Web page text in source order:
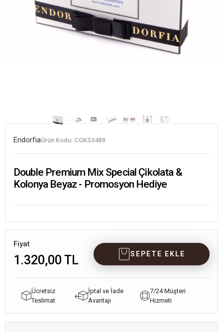
EndorfiaÜrün Kodu: CGKS3489
Double Premium Mix Special Çikolata &
Kolonya Beyaz - Promosyon Hediye
Fiyat
1.320,00 TL SEPETE EKLE
Ücretsiz
Teslimat
İptal ve İade
Avantajı
7/24 Müşteri
Hizmeti